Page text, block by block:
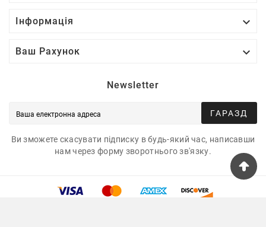
Інформація 
Ваш Рахунок 
Newsletter
ГАРАЗД
Ви зможете скасувати підписку в будь-який час, написавши
нам через форму зворотнього зв'язку.